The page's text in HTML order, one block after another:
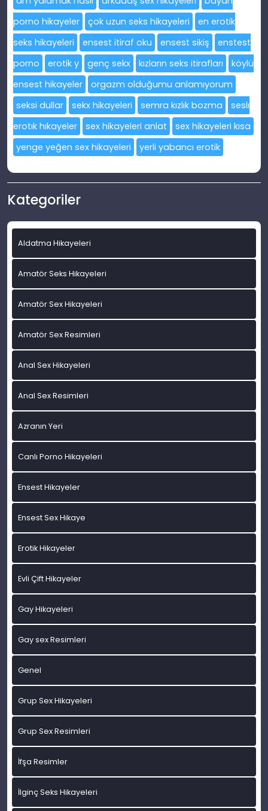
porno hikayeler
çok uzun seks hikayeleri
en erotik
seks hikayeleri
ensest itiraf oku ensest sikiş
enstest
porno
erotik y genç sekx kızların seks itirafları
köylü
ensest hikayeler
orgazm olduğumu anlamıyorum
seksi dullar
sekx hikayeleri semra kızlık bozma
seslı
erotık hıkayeler
sex hikayeleri anlat
sex hikayeleri kısa
yenge yeğen sex hikayeleri
yerli yabancı erotik
Kategoriler
Aldatma Hikayeleri
Amatör Seks Hikayeleri
Amatör Sex Hikayeleri
Amatör Sex Resimleri
Anal Sex Hikayeleri
Anal Sex Resimleri
Azranın Yeri
Canlı Porno Hikayeleri
Ensest Hikayeler
Ensest Sex Hikaye
Erotik Hikayeler
Evli Çift Hikayeler
Gay Hikayeleri
Gay sex Resimleri
Genel
Grup Sex Hikayeleri
Grup Sex Resimleri
İfşa Resimler
İlginç Seks Hikayeleri